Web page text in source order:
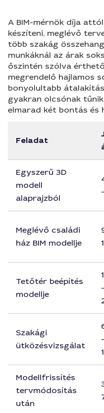
A BIM-mérnök díja
készíteni, meglévő
több szakág
munkáknál az árak
őszintén szólva
megrendelő hajlamos
bonyolultabb
gyakran olcsónak
elmarad két bontás és
Feladat
Egyszerű 3D
modell
alaprajzból
Meglévő családi
ház BIM modellje
Tetőtér beépítés
modellje
-
Szakági
ütközésvizsgálat
-
Modellfrissítés
tervmódosítás
után